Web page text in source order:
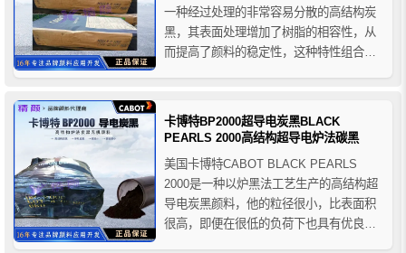
一种经过处理的非常容易分散的高结构炭
黑，其表面处理增加了树脂的相容性，从
而提高了颜料的稳定性，这种特性组合使
和高黑度，用于涂料中有好的稳定性和着
色力，可用于各种涂料配方和其他液体体
卡博特BP2000超导电炭黑BLACK
PEARLS 2000高结构超导电炉法碳黑
美国卡博特CABOT BLACK PEARLS
2000是一种以炉黑法工艺生产的高结构超
导电炭黑颜料，他的粒径很小，比表面积
很高，即便在很低的负荷下也具有优良的